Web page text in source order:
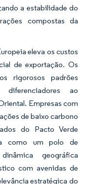
a estabilidade do
compostas da
eleva os custos
de exportação. Os
rigorosos padrões
ao
Empresas com
de baixo carbono
do Pacto Verde
como um polo de
geográfica
com avenidas de
estratégica do